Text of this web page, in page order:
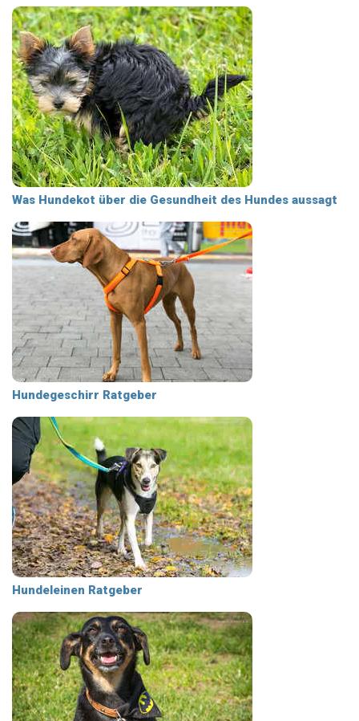
Was Hundekot über die Gesundheit des Hundes aussagt
Hundegeschirr Ratgeber
Hundeleinen Ratgeber